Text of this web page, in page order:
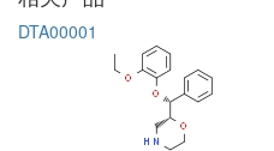
DTA00001